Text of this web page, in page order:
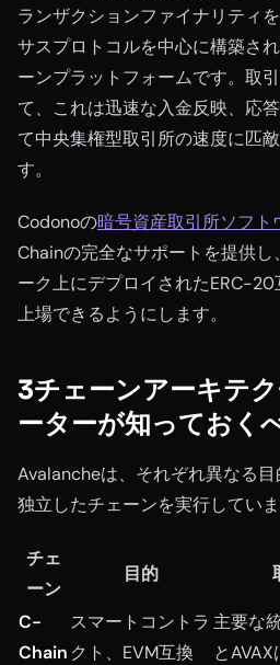
ランザクションファイナリティ
サスプロトコルを中心に構築さ
ーンプラットフォームです。取
て、これは迅速な入金反映、応
て中央集権型取引所の速度に匹
す。
Codonoの暗号資産取引所ソフト
Chainの完全なサポートを提供し
ーク上にデプロイされたERC-
上場できるようにします。
3チェーンアーキテ
ーターが知っておく
Avalancheは、それぞれ異なる
独立したチェーンを実行していま
チェ
ーン
目的
C-
Chain
スマートコントラ
クト、EVM互換
主要な
と